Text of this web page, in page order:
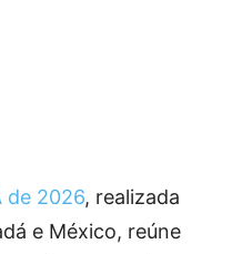
de 2026, realizada
e México, reúne